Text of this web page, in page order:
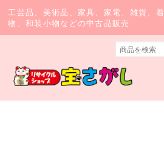
工芸品、美術品、家具、家電、雑貨、着
物、和装小物などの中古品販売